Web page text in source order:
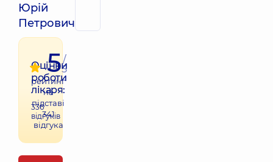
Юрій
Петрович
Оцінки
роботи
лікаря:
336
відгуків
5/
5
рейтинг
на
підставі
341
відгука